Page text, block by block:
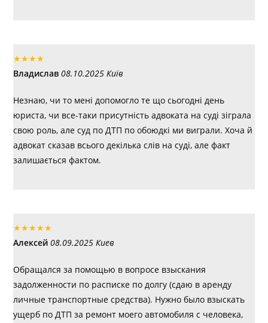
★★★★
Владислав 08.10.2025 Київ
Незнаю, чи то мені допомогло те що сьогодні день
юриста, чи все-таки присутність адвоката на суді зіграла
свою роль, але суд по ДТП по обоюдкі ми виграли. Хоча й
адвокат сказав всього декілька слів на суді, але факт
залишається фактом.
★★★★★
Алексей 08.09.2025 Киев
Обращался за помощью в вопросе взыскания
задолженности по расписке по долгу (сдаю в аренду
личные транспортные средства). Нужно было взыскать
ущерб по ДТП за ремонт моего автомобиля с человека,